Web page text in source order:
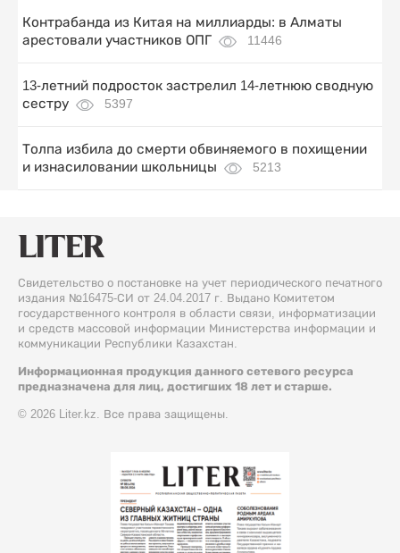
Контрабанда из Китая на миллиарды: в Алматы
арестовали участников ОПГ
11446
13-летний подросток застрелил 14-летнюю сводную
сестру
5397
Толпа избила до смерти обвиняемого в похищении
и изнасиловании школьницы
5213
Свидетельство о постановке на учет периодического печатного
издания №16475-СИ от 24.04.2017 г. Выдано Комитетом
государственного контроля в области связи, информатизации
и средств массовой информации Министерства информации и
коммуникации Республики Казахстан.
Информационная продукция данного сетевого ресурса
предназначена для лиц, достигших 18 лет и старше.
© 2026 Liter.kz. Все права защищены.